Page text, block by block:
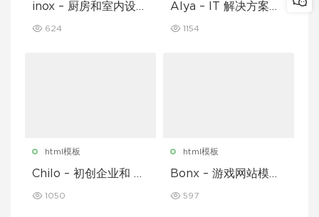
inox – 厨房和室内设计
624
Alya – IT 解决方案和
1154
html模板
Chilo – 初创企业和 Sa
1050
html模板
Bonx – 游戏网站模板
597